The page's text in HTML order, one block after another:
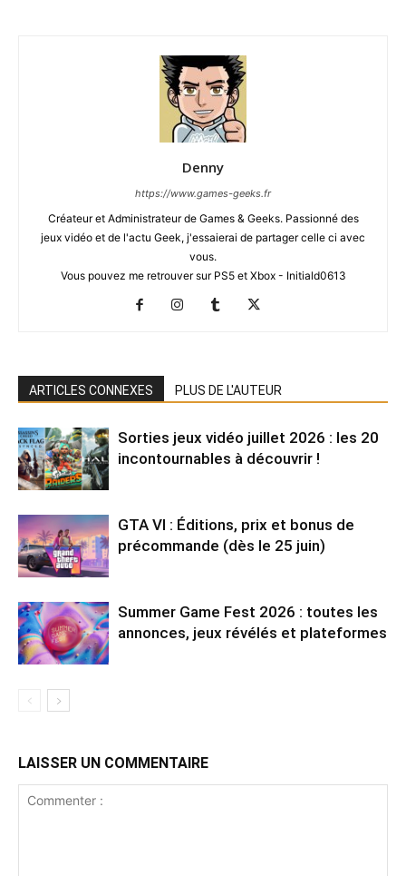
Denny
https://www.games-geeks.fr
Créateur et Administrateur de Games & Geeks. Passionné des
jeux vidéo et de l'actu Geek, j'essaierai de partager celle ci avec
vous.
Vous pouvez me retrouver sur PS5 et Xbox - Initiald0613
ARTICLES CONNEXES PLUS DE L'AUTEUR
Sorties jeux vidéo juillet 2026 : les 20
incontournables à découvrir !
GTA VI : Éditions, prix et bonus de
précommande (dès le 25 juin)
Summer Game Fest 2026 : toutes les
annonces, jeux révélés et plateformes
LAISSER UN COMMENTAIRE